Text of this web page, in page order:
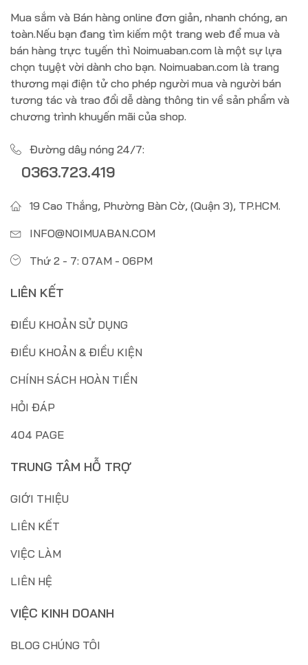
Mua sắm và Bán hàng online đơn giản, nhanh chóng, an
toàn.Nếu bạn đang tìm kiếm một trang web để mua và
bán hàng trực tuyến thì Noimuaban.com là một sự lựa
chọn tuyệt vời dành cho bạn. Noimuaban.com là trang
thương mại điện tử cho phép người mua và người bán
tương tác và trao đổi dễ dàng thông tin về sản phẩm và
chương trình khuyến mãi của shop.
Đường dây nóng 24/7:
0363.723.419
19 Cao Thắng, Phường Bàn Cờ, (Quận 3), TP.HCM.
INFO@NOIMUABAN.COM
Thứ 2 - 7: 07AM - 06PM
LIÊN KẾT
ĐIỀU KHOẢN SỬ DỤNG
ĐIỀU KHOẢN & ĐIỀU KIỆN
CHÍNH SÁCH HOÀN TIỀN
HỎI ĐÁP
404 PAGE
TRUNG TÂM HỖ TRỢ
GIỚI THIỆU
LIÊN KẾT
VIỆC LÀM
LIÊN HỆ
VIỆC KINH DOANH
BLOG CHÚNG TÔI